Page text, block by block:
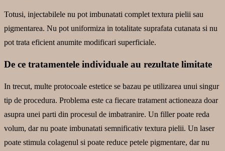
Totusi, injectabilele nu pot imbunatati complet textura pielii sau
pigmentarea. Nu pot uniformiza in totalitate suprafata cutanata si nu
pot trata eficient anumite modificari superficiale.
De ce tratamentele individuale au rezultate limitate
In trecut, multe protocoale estetice se bazau pe utilizarea unui singur
tip de procedura. Problema este ca fiecare tratament actioneaza doar
asupra unei parti din procesul de imbatranire. Un filler poate reda
volum, dar nu poate imbunatati semnificativ textura pielii. Un laser
poate stimula colagenul si poate reduce petele pigmentare, dar nu